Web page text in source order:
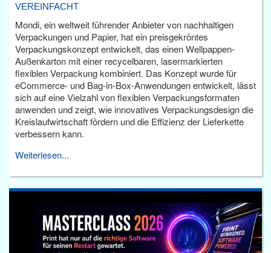
VEREINFACHT
Mondi, ein weltweit führender Anbieter von nachhaltigen
Verpackungen und Papier, hat ein preisgekröntes
Verpackungskonzept entwickelt, das einen Wellpappen-
Außenkarton mit einer recycelbaren, lasermarkierten
flexiblen Verpackung kombiniert. Das Konzept wurde für
eCommerce- und Bag-in-Box-Anwendungen entwickelt, lässt
sich auf eine Vielzahl von flexiblen Verpackungsformaten
anwenden und zeigt, wie innovatives Verpackungsdesign die
Kreislaufwirtschaft fördern und die Effizienz der Lieferkette
verbessern kann.
Weiterlesen...